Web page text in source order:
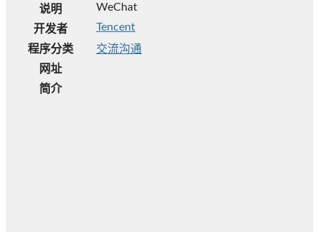
说明
WeChat
开发者
Tencent
程序分类
交流沟通
网址
简介